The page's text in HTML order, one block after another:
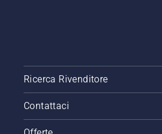
Ricerca Rivenditore
Contattaci